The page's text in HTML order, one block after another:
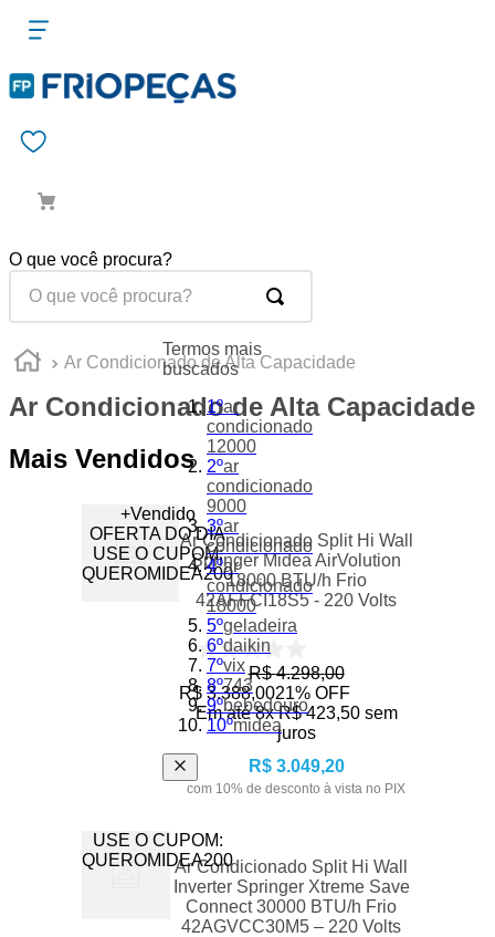
O que você procura?
Ar Condicionado de Alta Capacidade
Ar Condicionado de Alta Capacidade
Mais Vendidos
+Vendido
OFERTA DO DIA
USE O CUPOM:
QUEROMIDEA200
Ar Condicionado Split Hi Wall
Springer Midea AirVolution
18000 BTU/h Frio
42AFFCI18S5 - 220 Volts
R$ 4.298,00
R$ 3.388,0021% OFF
Em até8xR$ 423,50sem
juros
R$ 3.049,20
com 10% de desconto à vista no PIX
USE O CUPOM:
QUEROMIDEA200Ar Condicionado Split Hi Wall
Inverter Springer Xtreme Save
Connect 30000 BTU/h Frio
42AGVCC30M5 – 220 Volts
Termos mais
buscados
1ºar
condicionado
12000
2ºar
condicionado
9000
3ºar
condicionado
4ºar
condicionado
18000
5ºgeladeira
6ºdaikin
7ºvix
8º743
9ºbebedouro
10ºmidea